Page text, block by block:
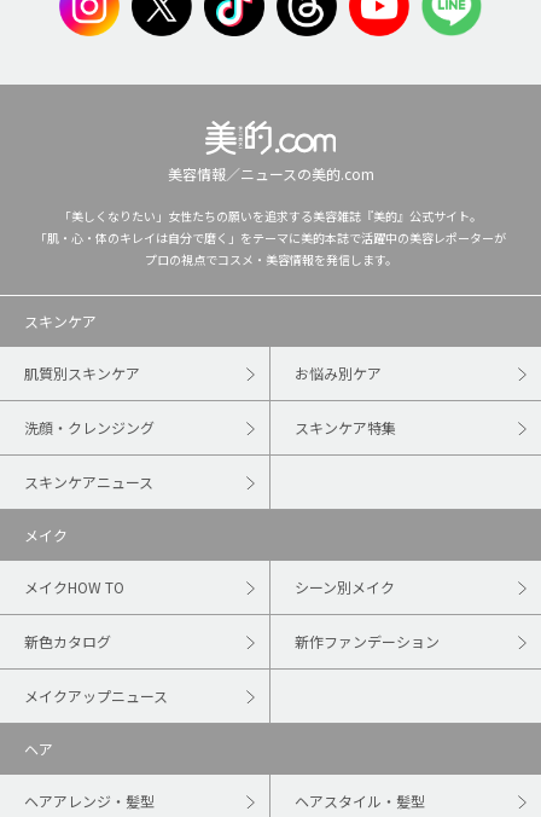
美容情報／ニュースの美的.com
「美しくなりたい」女性たちの願いを追求する美容雑誌『美的』公式サイト。
「肌・心・体のキレイは自分で磨く」をテーマに美的本誌で活躍中の美容レポーターが
プロの視点でコスメ・美容情報を発信します。
スキンケア
肌質別スキンケア お悩み別ケア
洗顔・クレンジング スキンケア特集
スキンケアニュース
メイク
メイクHOW TO シーン別メイク
新色カタログ 新作ファンデーション
メイクアップニュース
ヘア
ヘアアレンジ・髪型 ヘアスタイル・髪型